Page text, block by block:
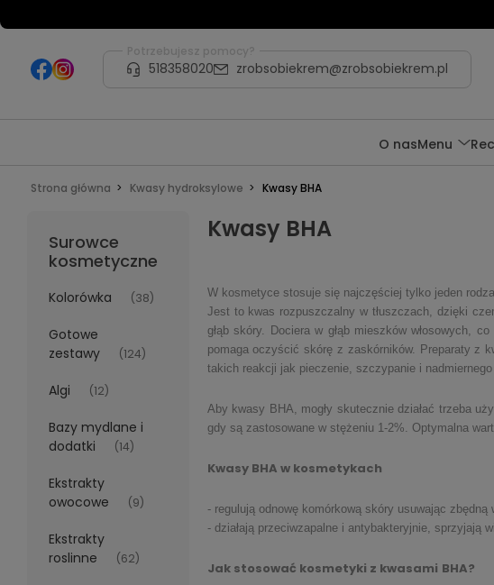
Potrzebujesz pomocy?
518358020 zrobsobiekrem@zrobsobiekrem.pl
O nasMenu
Strona główna Kwasy hydroksylowe Kwasy BHA
Surowce
kosmetyczne
Kolorówka (38)
Gotowe
zestawy
(124)
Algi (12)
Bazy mydlane i
dodatki
(14)
Ekstrakty
owocowe
(9)
Ekstrakty
roslinne
(62)
Kwasy BHA
W kosmetyce stosuje się najczęściej tylko jeden
Jest to kwas rozpuszczalny w tłuszczach, dzięki
głąb skóry. Dociera w głąb mieszków włosowych,
pomaga oczyścić skórę z zaskórników. Preparaty z
takich reakcji jak pieczenie, szczypanie i
Aby kwasy BHA, mogły skutecznie działać trzeba
gdy są zastosowane w stężeniu 1-2%. Optymalna
Kwasy BHA w kosmetykach
- regulują odnowę komórkową skóry usuwając
- działają przeciwzapalne i antybakteryjnie, sprzyjają
Jak stosować kosmetyki z kwasami BHA?